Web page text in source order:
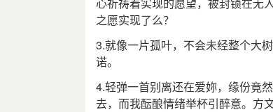
mò
默
xǔ hǔ
许
之愿实现了么？
3.就像一片孤叶，不会未经整个大
诺。
4.轻弹一首别离还在爱妳，缘份竟
去，而我酝酿情绪举杯引醉意。方